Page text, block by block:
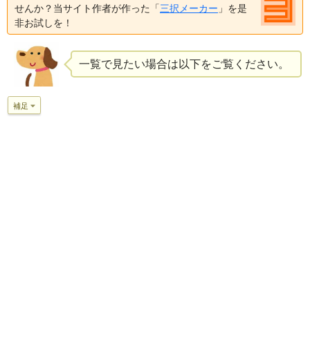
せんか？当サイト作者が作った「三択メーカー 」を是
非お試しを！
一覧で見たい場合は以下をご覧ください。
補足